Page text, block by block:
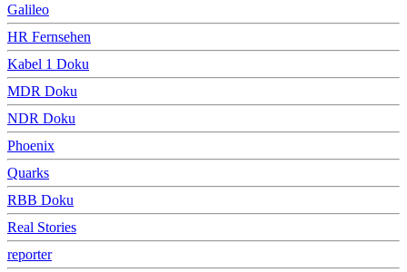
Galileo
HR Fernsehen
Kabel 1 Doku
MDR Doku
NDR Doku
Phoenix
Quarks
RBB Doku
Real Stories
reporter